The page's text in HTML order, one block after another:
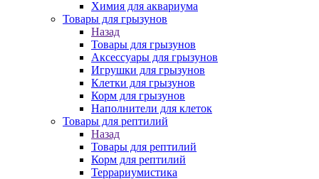
Химия для аквариума
Товары для грызунов
Назад
Товары для грызунов
Аксессуары для грызунов
Игрушки для грызунов
Клетки для грызунов
Корм для грызунов
Наполнители для клеток
Товары для рептилий
Назад
Товары для рептилий
Корм для рептилий
Террариумистика